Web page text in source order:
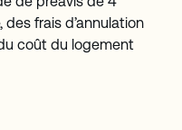
frais d’annulation
coût du logement